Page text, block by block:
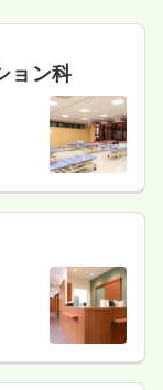
一時募集休止
一般＋療養
一時募集休止
ョン科